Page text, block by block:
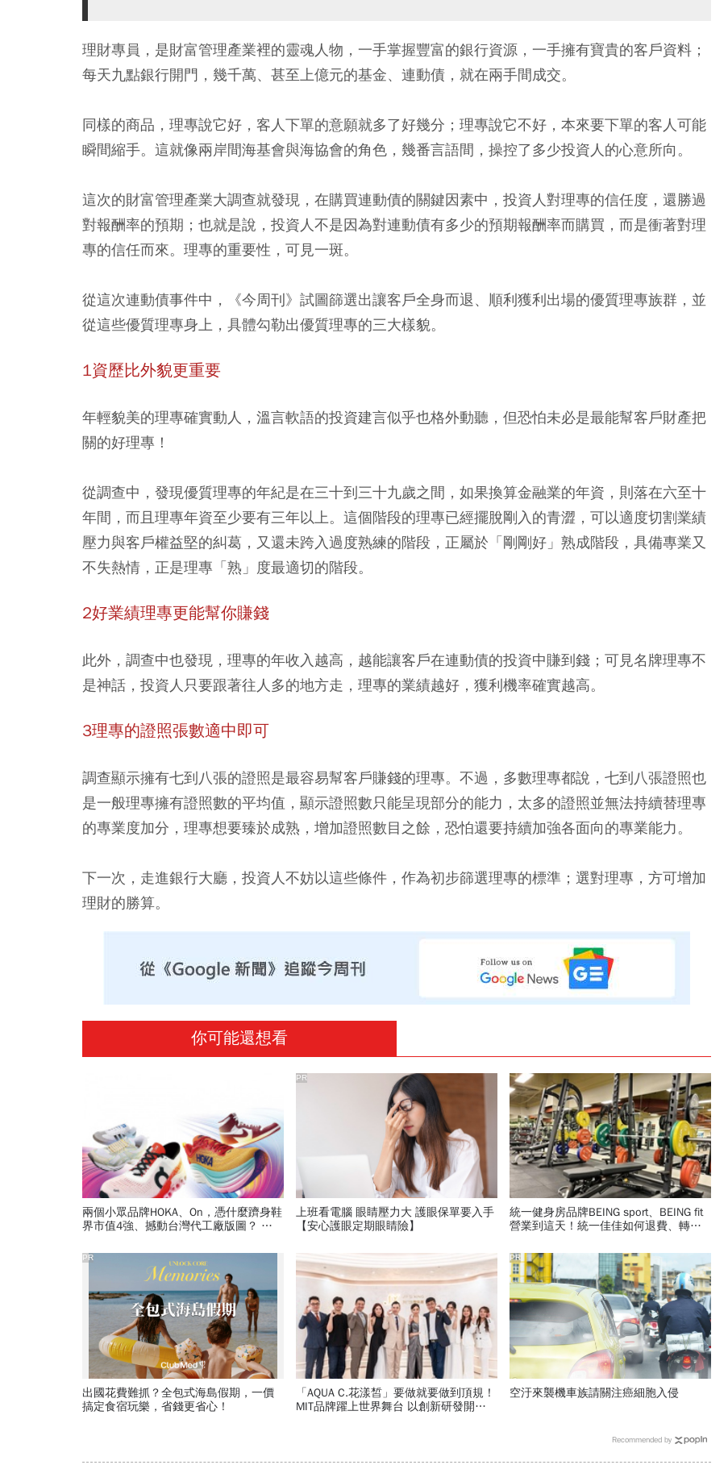
理財專員，是財富管理產業裡的靈魂人物，一手掌握豐富的銀行資源，一手擁有寶貴的客戶資料；
每天九點銀行開門，幾千萬、甚至上億元的基金、連動債，就在兩手間成交。
同樣的商品，理專說它好，客人下單的意願就多了好幾分；理專說它不好，本來要下單的客人可能
瞬間縮手。這就像兩岸間海基會與海協會的角色，幾番言語間，操控了多少投資人的心意所向。
這次的財富管理產業大調查就發現，在購買連動債的關鍵因素中，投資人對理專的信任度，還勝過
對報酬率的預期；也就是說，投資人不是因為對連動債有多少的預期報酬率而購買，而是衝著對理
專的信任而來。理專的重要性，可見一斑。
從這次連動債事件中，《今周刊》試圖篩選出讓客戶全身而退、順利獲利出場的優質理專族群，並
從這些優質理專身上，具體勾勒出優質理專的三大樣貌。
1資歷比外貌更重要
年輕貌美的理專確實動人，溫言軟語的投資建言似乎也格外動聽，但恐怕未必是最能幫客戶財產把
關的好理專！
從調查中，發現優質理專的年紀是在三十到三十九歲之間，如果換算金融業的年資，則落在六至十
年間，而且理專年資至少要有三年以上。這個階段的理專已經擺脫剛入的青澀，可以適度切割業績
壓力與客戶權益堅的糾葛，又還未跨入過度熟練的階段，正屬於「剛剛好」熟成階段，具備專業又
不失熱情，正是理專「熟」度最適切的階段。
2好業績理專更能幫你賺錢
此外，調查中也發現，理專的年收入越高，越能讓客戶在連動債的投資中賺到錢；可見名牌理專不
是神話，投資人只要跟著往人多的地方走，理專的業績越好，獲利機率確實越高。
3理專的證照張數適中即可
調查顯示擁有七到八張的證照是最容易幫客戶賺錢的理專。不過，多數理專都說，七到八張證照也
是一般理專擁有證照數的平均值，顯示證照數只能呈現部分的能力，太多的證照並無法持續替理專
的專業度加分，理專想要臻於成熟，增加證照數目之餘，恐怕還要持續加強各面向的專業能力。
下一次，走進銀行大廳，投資人不妨以這些條件，作為初步篩選理專的標準；選對理專，方可增加
理財的勝算。
你可能還想看
兩個小眾品牌HOKA、On，憑什麼躋身鞋
界市值4強、撼動台灣代工廠版圖？ 解
上班看電腦 眼睛壓力大 護眼保單要入手
【安心護眼定期眼睛險】
PR
統一健身房品牌BEING sport、BEING fit
營業到這天！統一佳佳如何退費、轉換
出國花費難抓？全包式海島假期，一價
搞定食宿玩樂，省錢更省心！
PR
「AQUA C.花漾皙」要做就要做到頂規！
MIT品牌躍上世界舞台 以創新研發開創
空汙來襲機車族請關注癌細胞入侵
PR
Recommended by